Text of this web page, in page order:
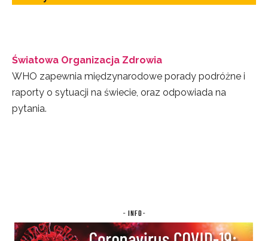
Światowa Organizacja Zdrowia
WHO zapewnia międzynarodowe porady podróżne i
raporty o sytuacji na świecie, oraz odpowiada na
pytania.
- INFO-